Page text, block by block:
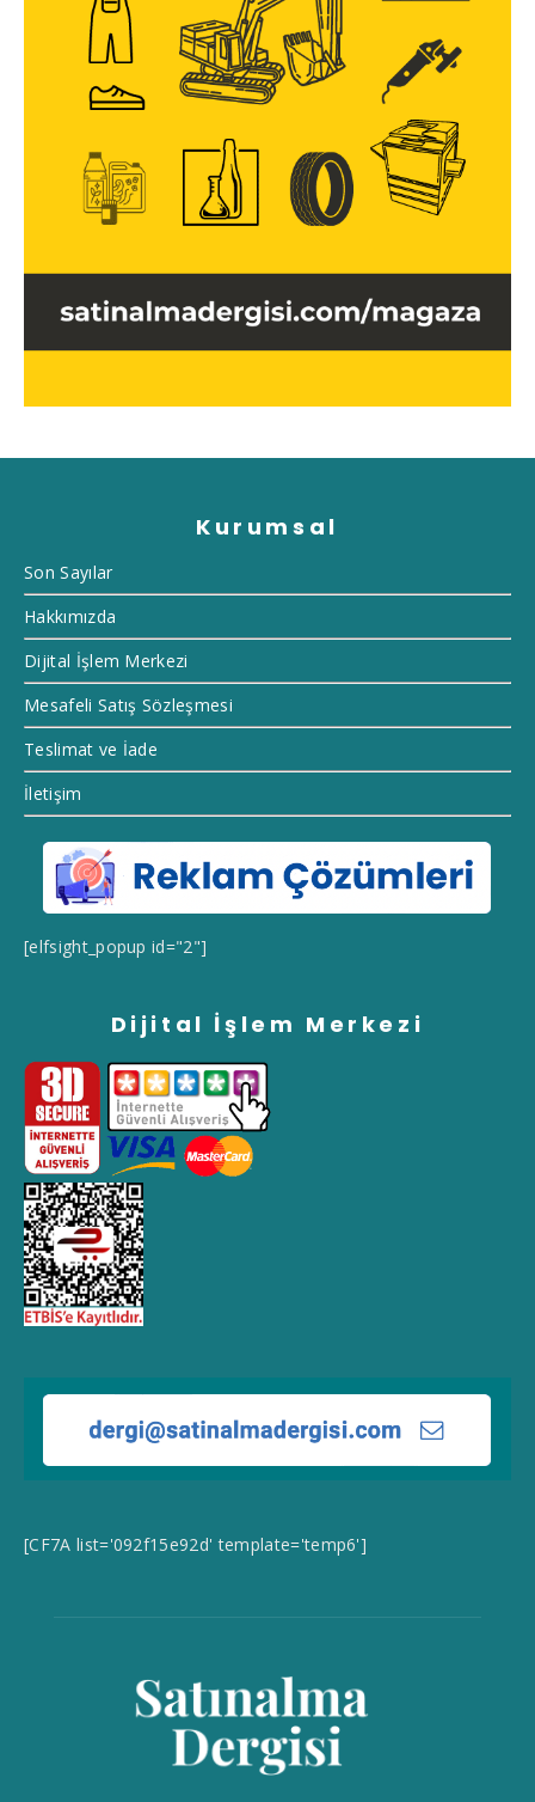
Kurumsal
Son Sayılar
Hakkımızda
Dijital İşlem Merkezi
Mesafeli Satış Sözleşmesi
Teslimat ve İade
İletişim
[elfsight_popup id="2"]
Dijital İşlem Merkezi
[CF7A list='092f15e92d' template='temp6']